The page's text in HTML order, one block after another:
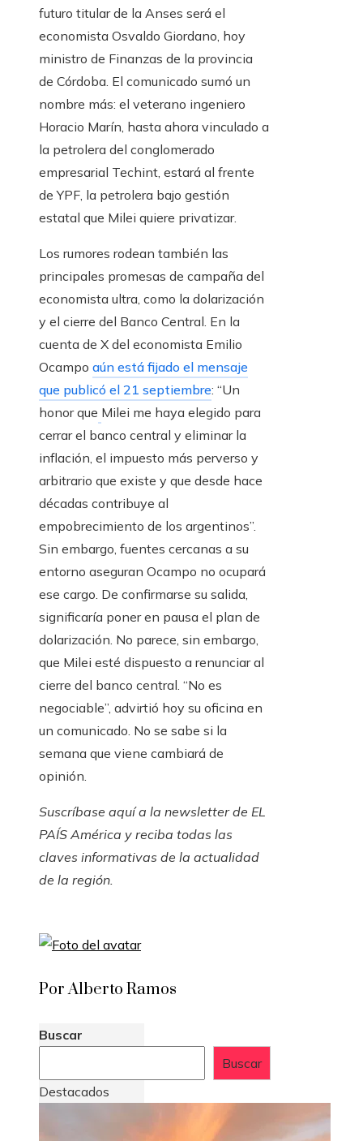
futuro titular de la Anses será el
economista Osvaldo Giordano, hoy
ministro de Finanzas de la provincia
de Córdoba. El comunicado sumó un
nombre más: el veterano ingeniero
Horacio Marín, hasta ahora vinculado a
la petrolera del conglomerado
empresarial Techint, estará al frente
de YPF, la petrolera bajo gestión
estatal que Milei quiere privatizar.
Los rumores rodean también las
principales promesas de campaña del
economista ultra, como la dolarización
y el cierre del Banco Central. En la
cuenta de X del economista Emilio
Ocampo aún está fijado el mensaje
que publicó el 21 septiembre: “Un
honor que Milei me haya elegido para
cerrar el banco central y eliminar la
inflación, el impuesto más perverso y
arbitrario que existe y que desde hace
décadas contribuye al
empobrecimiento de los argentinos”.
Sin embargo, fuentes cercanas a su
entorno aseguran Ocampo no ocupará
ese cargo. De confirmarse su salida,
significaría poner en pausa el plan de
dolarización. No parece, sin embargo,
que Milei esté dispuesto a renunciar al
cierre del banco central. “No es
negociable”, advirtió hoy su oficina en
un comunicado. No se sabe si la
semana que viene cambiará de
opinión.
Suscríbase aquía la newsletter de EL
PAÍS América y reciba todas las
claves informativas de la actualidad
de la región.
Por Alberto Ramos
Buscar
Buscar
Destacados